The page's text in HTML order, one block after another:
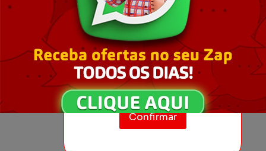
Selecione
sua região
Confirmar